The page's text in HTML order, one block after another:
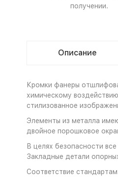
получении.
Описание
Кромки фанеры
химическому
стилизованное
Элементы из металла
двойное порошковое
В целях безопасности
Закладные детали
Соответствие